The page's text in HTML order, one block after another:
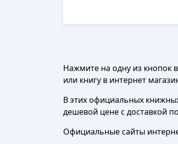
Нажмите на одну из кнопок
или книгу в интернет
В этих официальных
дешевой цене с доставкой
Официальные сайты